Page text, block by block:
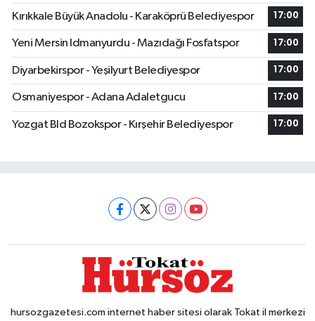
Kırıkkale Büyük Anadolu - Karaköprü Belediyespor 17:00
Yeni Mersin Idmanyurdu - Mazıdağı Fosfatspor 17:00
Diyarbekirspor - Yeşilyurt Belediyespor 17:00
Osmaniyespor - Adana Adaletgucu 17:00
Yozgat Bld Bozokspor - Kırşehir Belediyespor 17:00
hursozgazetesi.com internet haber sitesi olarak Tokat il merkezi